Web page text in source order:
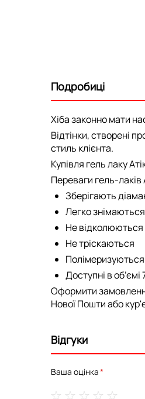
Подробиці
Хіба законно мати
Відтінки, створені
стиль клієнта.
Купівля гель лаку
Переваги гель-
Зберігають
Легко
Не відколюються
Не тріскаються
Доступні в об’ємі
Оформити
Нової Пошти або
Відгуки
Ваша оцінка